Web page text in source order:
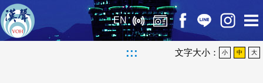
EN
::: 文字大小： 小 中 大